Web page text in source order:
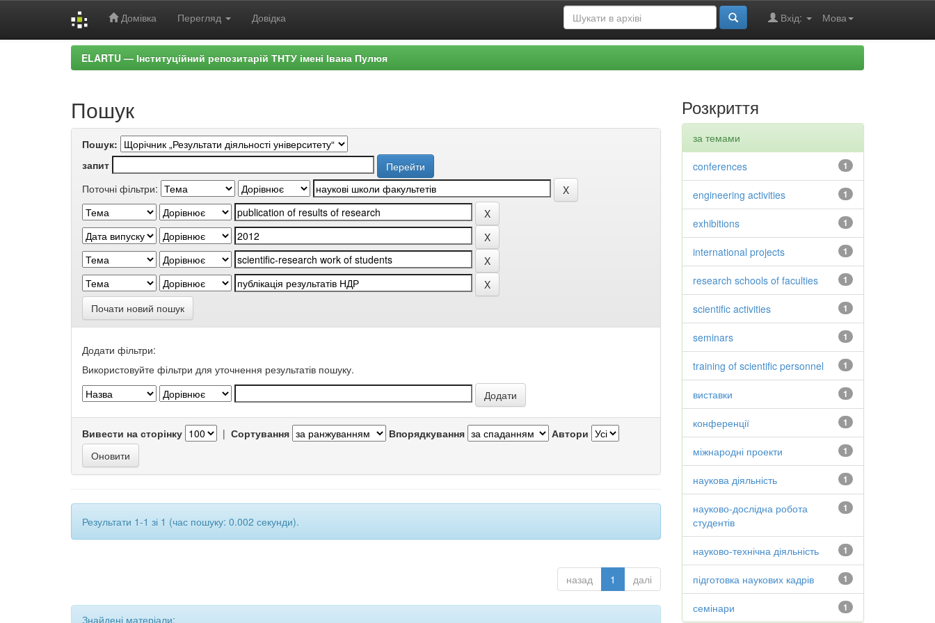
Домівка Перегляд Довідка Мова
Вхід:
ELARTU — Інституційний репозитарій ТНТУ імені Івана Пулюя
Пошук
Пошук:
запит
Поточні фільтри:
Почати новий пошук
Додати фільтри:
Використовуйте фільтри для уточнення результатів пошуку.
Вивести на сторінку | Сортування Впорядкування Автори
Результати 1-1 зі 1 (час пошуку: 0.002 секунди).
назад 1 далі
Знайдені матеріали:
Розкриття
за темами
1
conferences
1
engineering activities
1
exhibitions
1
international projects
1
research schools of faculties
1
scientific activities
1
seminars
1
training of scientific personnel
1
виставки
1
конференції
1
міжнародні проекти
1
наукова діяльність
1
науково-дослідна робота
студентів
1
науково-технічна діяльність
1
підготовка наукових кадрів
1
семінари